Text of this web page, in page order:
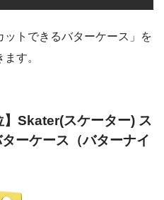
トできるバターケース」を
す。
Skater(スケーター) ス
ーケース（バターナイ